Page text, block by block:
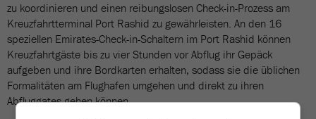
zu koordinieren und einen reibungslosen Check-in-Prozess am
Kreuzfahrtterminal Port Rashid zu gewährleisten. An den 16
speziellen Emirates-Check-in-Schaltern im Port Rashid können
Kreuzfahrtgäste bis zu vier Stunden vor Abflug ihr Gepäck
aufgeben und ihre Bordkarten erhalten, sodass sie die üblichen
Formalitäten am Flughafen umgehen und direkt zu ihren
Abfluggates gehen können.